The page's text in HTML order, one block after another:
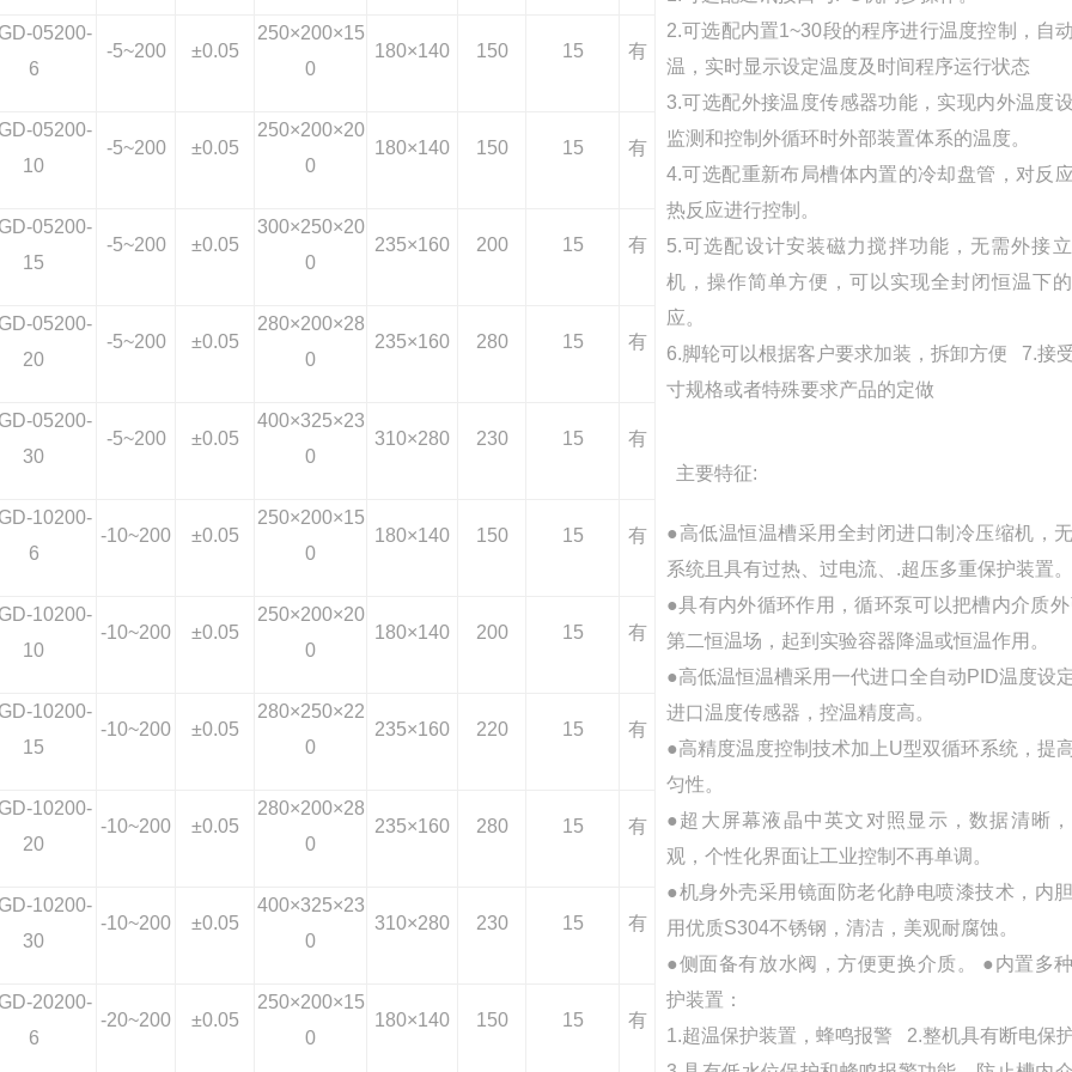
05200-
6
-5~200 ±0.05
250×200×15
0
180×140 150 15 有
05200-
10
-5~200 ±0.05
250×200×20
0
180×140 150 15 有
05200-
15
-5~200 ±0.05
300×250×20
0
235×160 200 15 有
05200-
20
-5~200 ±0.05
280×200×28
0
235×160 280 15 有
05200-
30
-5~200 ±0.05
400×325×23
0
310×280 230 15 有
10200-
6
-10~200 ±0.05
250×200×15
0
180×140 150 15 有
10200-
10
-10~200 ±0.05
250×200×20
0
180×140 200 15 有
10200-
15
-10~200 ±0.05
280×250×22
0
235×160 220 15 有
10200-
20
-10~200 ±0.05
280×200×28
0
235×160 280 15 有
10200-
30
-10~200 ±0.05
400×325×23
0
310×280 230 15 有
20200-
6
-20~200 ±0.05
250×200×15
0
180×140 150 15 有
2.可选配内置1~30段的程序进行温度控制，自
温，实时显示设定温度及时间程序运行状态
3.可选配外接温度传感器功能，实现内外温度
监测和控制外循环时外部装置体系的温度。
4.可选配重新布局槽体内置的冷却盘管，对反
热反应进行控制。
5.可选配设计安装磁力搅拌功能，无需外接
机，操作简单方便，可以实现全封闭恒温下
应。
6.脚轮可以根据客户要求加装，拆卸方便 7.接
寸规格或者特殊要求产品的定做
主要特征:
●高低温恒温槽采用全封闭进口制冷压缩机，
系统且具有过热、过电流、.超压多重保护装置。
●具有内外循环作用，循环泵可以把槽内介质
第二恒温场，起到实验容器降温或恒温作用。
●高低温恒温槽采用一代进口全自动PID温度设
进口温度传感器，控温精度高。
●高精度温度控制技术加上U型双循环系统，提
匀性。
●超大屏幕液晶中英文对照显示，数据清晰
观，个性化界面让工业控制不再单调。
●机身外壳采用镜面防老化静电喷漆技术，内
用优质S304不锈钢，清洁，美观耐腐蚀。
●侧面备有放水阀，方便更换介质。 ●内置多
护装置：
1.超温保护装置，蜂鸣报警 2.整机具有断电保